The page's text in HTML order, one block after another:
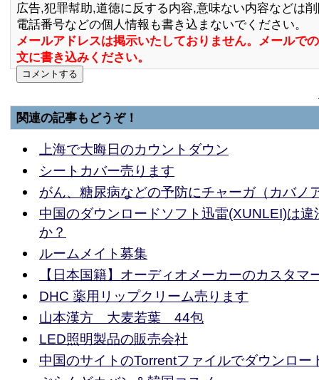
広告,犯罪幇助,道徳に反する内容,意味ない内容などは
電話番号などの個人情報も書き込まないでください。
メールアドレスは掲示いたしておりません。メールで
文に書き込みください。
関連の記事もどうぞ！
上海で大晦日のカウントダウン
シートカバー売ります
がん、糖尿病などの予防にチャーガ（カバノ
中国のダウンロードソフト迅雷(XUNLEI)は違
か？
ルームメイト募集
【日本国籍】オーディオメーカーのカスタマ
DHC 薬用リップクリーム売ります
山本漢方 大麦若葉 44包
LED照明製品の販売会社
中国のサイトのTorrentファイルでダウンロー